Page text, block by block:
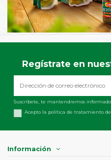
Regístrate en
Suscríbete, te mantendremos
Acepto la política de tratamiento de
Información